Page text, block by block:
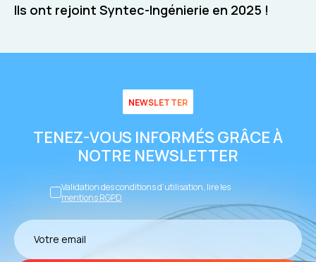
Ils ont rejoint Syntec-Ingénierie en 2025 !
NEWSLETTER
TENEZ-VOUS INFORMÉS GRÂCE À
NOTRE NEWSLETTER
Validation des conditions d’utilisation, lire les
mentions RGPD